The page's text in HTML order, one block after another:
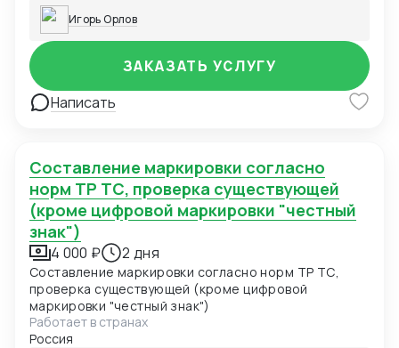
Игорь Орлов
Написать
ЗАКАЗАТЬ УСЛУГУ
Составление маркировки согласно
норм ТР ТС, проверка существующей
(кроме цифровой маркировки "честный
знак")
4 000 ₽ 2 дня
Составление маркировки согласно норм ТР ТС,
проверка существующей (кроме цифровой
маркировки "честный знак")
Работает в странах
Россия